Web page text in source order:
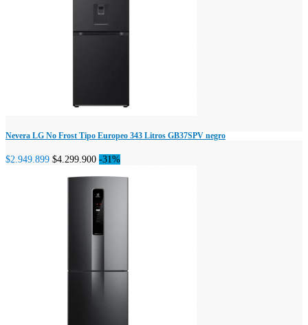
Nevera LG No Frost Tipo Europeo 343 Litros GB37SPV negro
$2.949.899 $4.299.900 -31%